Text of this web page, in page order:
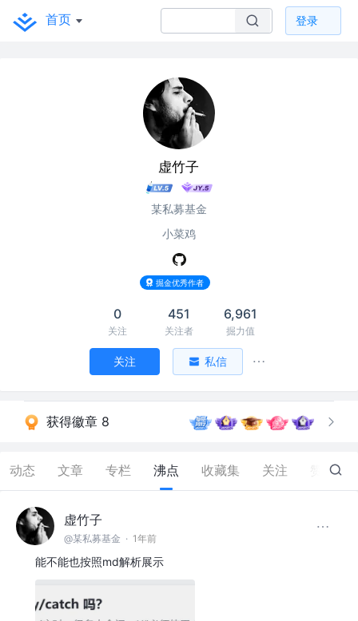
首页 登录
虚竹子
某私募基金
小菜鸡
掘金优秀作者
0
关注
451
关注者
6,961
掘力值
关注 私信
获得徽章 8
动态 文章 专栏 沸点 收藏集 关注 1.1K
虚竹子
@某私募基金 · 1年前
能不能也按照md解析展示